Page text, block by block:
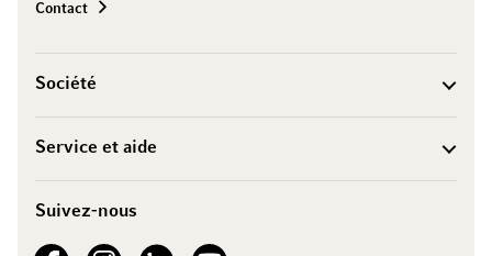
Contact
Société
Service et aide
Suivez-nous
See our FacebookSee our Instagram account
See our LinkedInSee our YouTube channel